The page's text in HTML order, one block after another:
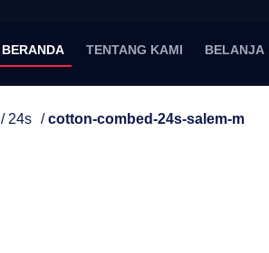
BERANDA TENTANG KAMI BELANJA
/ 24s /cotton-combed-24s-salem-m